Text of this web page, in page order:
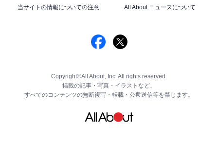
当サイトの情報についての注意
All About ニュースについて
Copyright©All About, Inc. All rights reserved.
掲載の記事・写真・イラストなど、
すべてのコンテンツの無断複写・転載・公衆送信等を禁じます。